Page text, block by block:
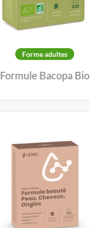
Forme adultes
Formule Bacopa Bio